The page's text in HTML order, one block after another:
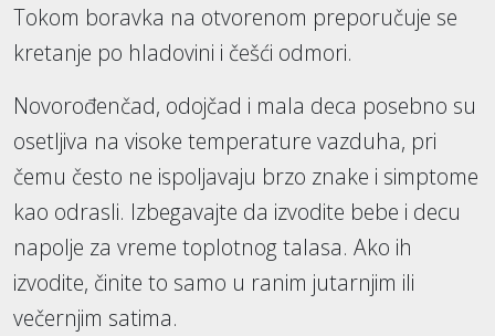
Tokom boravka na otvorenom preporučuje se
kretanje po hladovini i češći odmori.
Novorođenčad, odojčad i mala deca posebno su
osetljiva na visoke temperature vazduha, pri
čemu često ne ispoljavaju brzo znake i simptome
kao odrasli. Izbegavajte da izvodite bebe i decu
napolje za vreme toplotnog talasa. Ako ih
izvodite, činite to samo u ranim jutarnjim ili
večernjim satima.